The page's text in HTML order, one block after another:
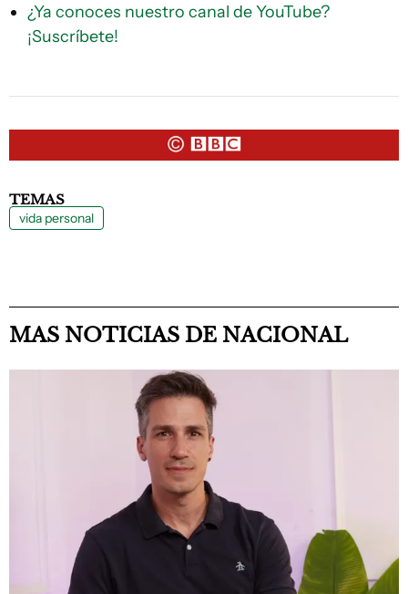
¿Ya conoces nuestro canal de YouTube?
¡Suscríbete!
TEMAS
vida personal
MAS NOTICIAS DE NACIONAL